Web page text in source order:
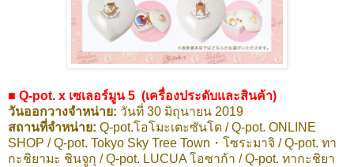
■ Q-pot. x เซเลอร์มูน 5 (เครื่องประดับและสินค้า)
วันออกวางจำหน่าย: วันที่ 30 มิถุนายน 2019
สถานที่จำหน่าย: Q-pot.โอโมะเตะซันโด / Q-pot. ONLINE
SHOP / Q-pot. Tokyo Sky Tree Town・โซระมาจิ / Q-pot. ทา
กะชิยามะ ชินจูกุ / Q-pot. LUCUA โอซาก้า / Q-pot. ทากะชิยา